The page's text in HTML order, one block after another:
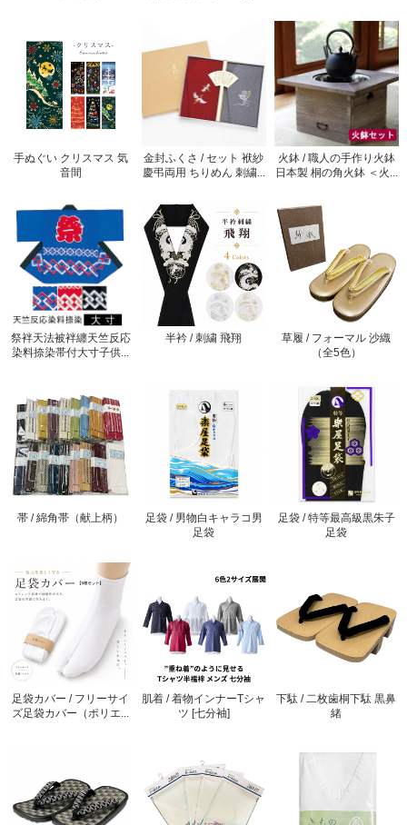
手ぬぐい クリスマス 気
音間
金封ふくさ / セット 袱紗
慶弔両用 ちりめん 刺繍...
火鉢 / 職人の手作り火鉢
日本製 桐の角火鉢 ＜火...
祭袢天法被袢纏天竺反応
染料捺染帯付大寸子供...
半衿 / 刺繍 飛翔
草履 / フォーマル 沙織
（全5色）
帯 / 綿角帯（献上柄）
足袋 / 男物白キャラコ男
足袋
足袋 / 特等最高級黒朱子
足袋
足袋カバー / フリーサイ
ズ足袋カバー（ポリエ...
肌着 / 着物インナーTシャ
ツ [七分袖]
下駄 / 二枚歯桐下駄 黒鼻
緒